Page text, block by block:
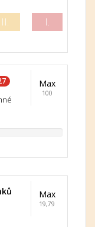
II. I.
Max
100
Max
19,79